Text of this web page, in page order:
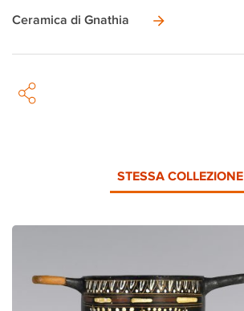
Ceramica di Gnathia
STESSA COLLEZIONE